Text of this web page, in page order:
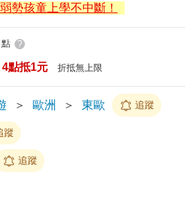
勢孩童上學不中斷！
點 ?
點抵1元 折抵無上限
＞ 歐洲 ＞ 東歐 追蹤
蹤
追蹤